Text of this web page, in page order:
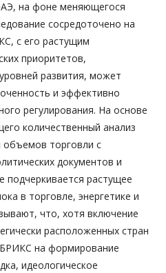
на фоне меняющегося
сосредоточено на
с его растущим
приоритетов,
развития, может
и эффективно
регулирования. На основе
количественный анализ
торговли с
документов и
подчеркивается растущее
в торговле, энергетике и
что, хотя включение
расположенных стран
БРИКС на формирование
идеологическое